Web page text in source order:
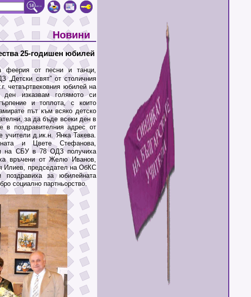
Новини
25-годишен юбилей
феерия от песни и танци,
„Детски свят” от столичния
четвъртвековния юбилей на
ден изказвам голямото си
и топлота, с които
път към всяко детско
за да бъде всеки ден в
в поздравителния адрес от
учители д.ик.н. Янка Такева.
и Цвете Стефанова,
на СБУ в 78 ОДЗ получиха
връчени от Желю Иванов,
Илиев, председател на ОбКС
за юбилейната
социално партньорство.